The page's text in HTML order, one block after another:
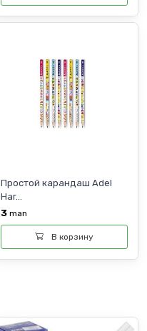
Простой карандаш Adel
Har...
3 man
В корзину